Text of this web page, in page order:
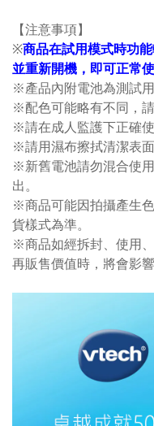
【注意事項】
※商品在試用模式時功
並重新開機，即可正常使
※產品內附電池為測試
※配色可能略有不同，請
※請在成人監護下正確使
※請用濕布擦拭清潔表
※新舊電池請勿混合使
出。
※商品可能因拍攝產生
貨樣式為準。
※商品如經拆封、使用
再販售價值時，將會影